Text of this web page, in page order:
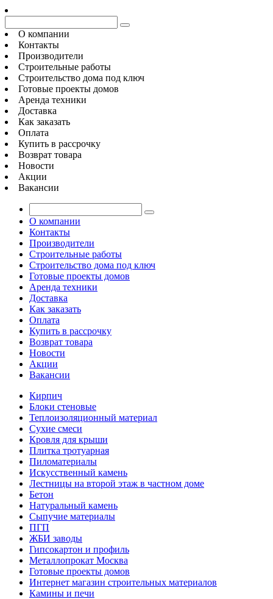
О компании
Контакты
Производители
Строительные работы
Строительство дома под ключ
Готовые проекты домов
Аренда техники
Доставка
Как заказать
Оплата
Купить в рассрочку
Возврат товара
Новости
Акции
Вакансии
О компании
Контакты
Производители
Строительные работы
Строительство дома под ключ
Готовые проекты домов
Аренда техники
Доставка
Как заказать
Оплата
Купить в рассрочку
Возврат товара
Новости
Акции
Вакансии
Кирпич
Блоки стеновые
Теплоизоляционный материал
Сухие смеси
Кровля для крыши
Плитка тротуарная
Пиломатериалы
Искусственный камень
Лестницы на второй этаж в частном доме
Бетон
Натуральный камень
Сыпучие материалы
ПГП
ЖБИ заводы
Гипсокартон и профиль
Металлопрокат Москва
Готовые проекты домов
Интернет магазин строительных материалов
Камины и печи